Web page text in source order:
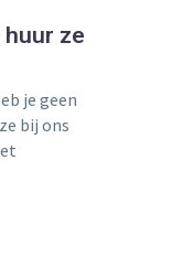
ze
je geen
bij ons